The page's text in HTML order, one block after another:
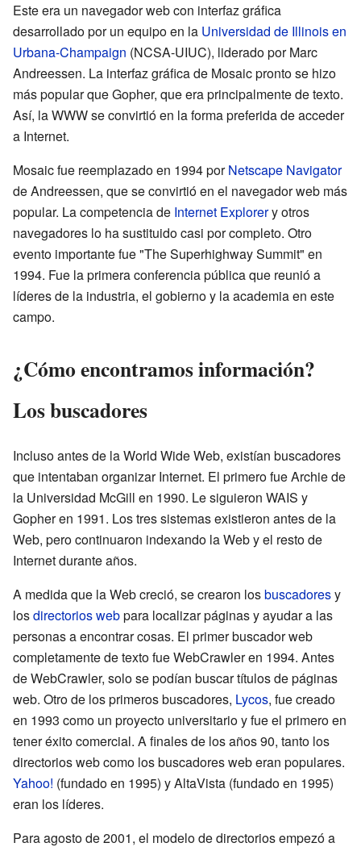
Este era un navegador web con interfaz gráfica
desarrollado por un equipo en la Universidad de Illinois en
Urbana-Champaign (NCSA-UIUC), liderado por Marc
Andreessen. La interfaz gráfica de Mosaic pronto se hizo
más popular que Gopher, que era principalmente de texto.
Así, la WWW se convirtió en la forma preferida de acceder
a Internet.
Mosaic fue reemplazado en 1994 porNetscape Navigator
de Andreessen, que se convirtió en el navegador web más
popular. La competencia de Internet Explorery otros
navegadores lo ha sustituido casi por completo. Otro
evento importante fue "The Superhighway Summit" en
1994. Fue la primera conferencia pública que reunió a
líderes de la industria, el gobierno y la academia en este
campo.
¿Cómo encontramos información?
Los buscadores
Incluso antes de la World Wide Web, existían buscadores
que intentaban organizar Internet. El primero fue Archie de
la Universidad McGill en 1990. Le siguieron WAIS y
Gopher en 1991. Los tres sistemas existieron antes de la
Web, pero continuaron indexando la Web y el resto de
Internet durante años.
A medida que la Web creció, se crearon losbuscadoresy
losdirectorios webpara localizar páginas y ayudar a las
personas a encontrar cosas. El primer buscador web
completamente de texto fue WebCrawler en 1994. Antes
de WebCrawler, solo se podían buscar títulos de páginas
web. Otro de los primeros buscadores, Lycos, fue creado
en 1993 como un proyecto universitario y fue el primero en
tener éxito comercial. A finales de los años 90, tanto los
directorios web como los buscadores web eran populares.
Yahoo! (fundado en 1995) y AltaVista (fundado en 1995)
eran los líderes.
Para agosto de 2001, el modelo de directorios empezó a